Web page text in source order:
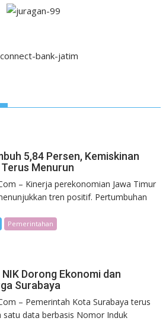
5,84 Persen, Kemiskinan
Menurun
– Kinerja perekonomian Jawa Timur
tren positif. Pertumbuhan
Pemerintahan
Dorong Ekonomi dan
Surabaya
– Pemerintah Kota Surabaya terus
data berbasis Nomor Induk